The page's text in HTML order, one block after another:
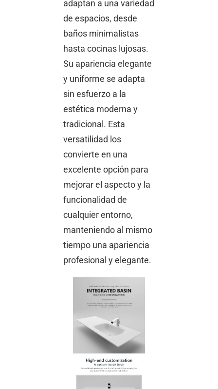
adaptan a una variedad
de espacios, desde
baños minimalistas
hasta cocinas lujosas.
Su apariencia elegante
y uniforme se adapta
sin esfuerzo a la
estética moderna y
tradicional. Esta
versatilidad los
convierte en una
excelente opción para
mejorar el aspecto y la
funcionalidad de
cualquier entorno,
manteniendo al mismo
tiempo una apariencia
profesional y elegante.